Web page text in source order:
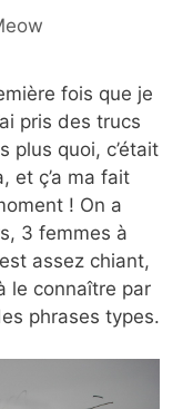
fois que je
pris des trucs
plus quoi, c’était
et ç’a ma fait
! On a
3 femmes à
assez chiant,
le connaître par
phrases types.